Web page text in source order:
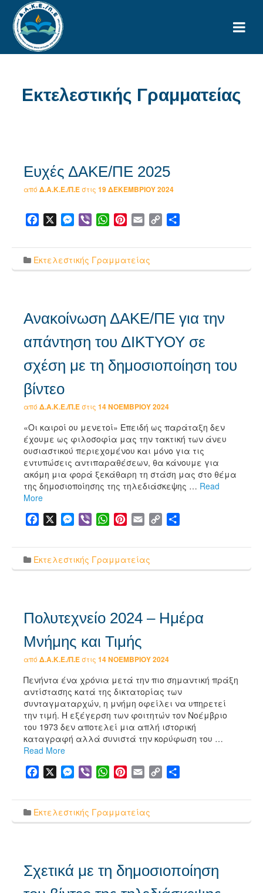
Εκτελεστικής Γραμματείας
Ευχές ΔΑΚΕ/ΠΕ 2025
από Δ.Α.Κ.Ε./Π.Εστις 19 ΔΕΚΕΜΒΡΊΟΥ 2024
Facebook Messenger
Viber WhatsApp
Pinterest
Email Copy
Εκτελεστικής Γραμματείας
Ανακοίνωση ΔΑΚΕ/ΠΕ για την
απάντηση του ΔΙΚΤΥΟΥ σε
σχέση με τη δημοσιοποίηση του
βίντεο
από Δ.Α.Κ.Ε./Π.Εστις 14 ΝΟΕΜΒΡΊΟΥ 2024
«Οι καιροί ου μενετοί» Επειδή ως παράταξη δεν
έχουμε ως φιλοσοφία μας την τακτική των άνευ
ουσιαστικού περιεχομένου και μόνο για τις
εντυπώσεις αντιπαραθέσεων, θα κάνουμε για
ακόμη μια φορά ξεκάθαρη τη στάση μας στο θέμα
της δημοσιοποίησης της τηλεδιάσκεψης … Read
More
Facebook Messenger
Viber WhatsApp
Pinterest
Email Copy
Εκτελεστικής Γραμματείας
Πολυτεχνείο 2024 – Ημέρα
Μνήμης και Τιμής
από Δ.Α.Κ.Ε./Π.Εστις 14 ΝΟΕΜΒΡΊΟΥ 2024
Πενήντα ένα χρόνια μετά την πιο σημαντική πράξη
αντίστασης κατά της δικτατορίας των
συνταγματαρχών, η μνήμη οφείλει να υπηρετεί
την τιμή. Η εξέγερση των φοιτητών τον Νοέμβριο
του 1973 δεν αποτελεί μια απλή ιστορική
καταγραφή αλλά συνιστά την κορύφωση του …
Read More
Facebook Messenger
Viber WhatsApp
Pinterest
Email Copy
Εκτελεστικής Γραμματείας
Σχετικά με τη δημοσιοποίηση